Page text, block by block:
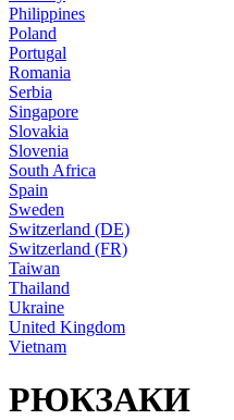
Philippines
Poland
Portugal
Romania
Serbia
Singapore
Slovakia
Slovenia
South Africa
Spain
Sweden
Switzerland (DE)
Switzerland (FR)
Taiwan
Thailand
Ukraine
United Kingdom
Vietnam
РЮКЗАКИ